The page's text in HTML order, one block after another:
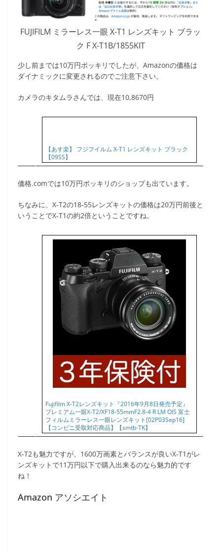
FUJIFILM ミラーレス一眼 X-T1 レンズキット ブラッ
ク F X-T1B/1855KIT
少し前までは10万円ポッキリでしたが、Amazonの価格は
ダイナミックに変更されるのでご注意下さい。
カメラのキタムラさんでは、現在10,8670円
【あす楽】 フジフイルム X-T1 レンズキット ブラック
【09SS】
価格.comでは10万円ポッキリのショップも出ています。
ちなみに、X-T2の18-55レンズキットの価格は20万円前後と
いうことでX-T1の約2倍ということですね。
Fujifilm X-T2レンズキット『2016年9月8日発売予定』
プレミアム一眼X-T2/XF18-55mmF2.8-4 R LM OIS 富士
フィルムミラーレス一眼レンズキット[02P03Sep16]
【コンビニ受取対応商品】【smtb-TK】
X-T2も魅力ですが、1600万画素とバランスが良いX-T1がレ
ンズキットで11万円以下で購入出来るのなら魅力的です
ね！
Amazon アソシエイト